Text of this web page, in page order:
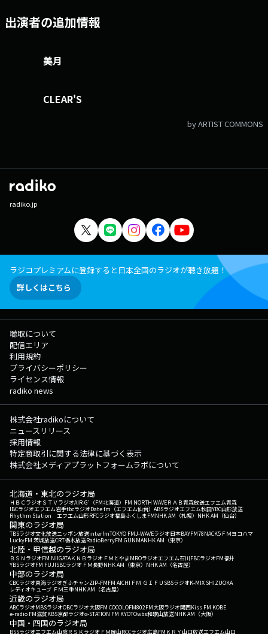
出演者の追加情報
美月
CLEAR'S
by ARTIST COMMONS
radiko.jp
ラジコプレミアムに登録すると日本全国のラジオが聴き放題！
詳しくはこちら
聴取について
配信エリア
利用規約
プライバシーポリシー
ライセンス情報
radiko news
株式会社radikoについて
ニュースリリース
採用情報
特定商取引に関する法律に基づく表示
株式会社メディアプラットフォームラボについて
北海道・東北のラジオ局
ＨＢＣラジオＳＴＶラジオAIR-G'（FM北海道） FM NORTH WAVEＲＡＢ青森放送エフエム青森
IBCラジオエフエム岩手tbcラジオDate fm（エフエム仙台） ABSラジオエフエム秋田YBC山形放送
Rhythm Station エフエム山形RFCラジオ福島ふくしまFMNHK AM（札幌） NHK AM（仙台）
関東のラジオ局
TBSラジオ文化放送ニッポン放送interfmTOKYO FMJ-WAVEラジオ日本BAYFM78NACK5 ＦＭヨコハマ
LuckyFM 茨城放送CRT栃木放送RadioBerryFM GUNMANHK AM（東京）
北陸・甲信越のラジオ局
ＢＳＮラジオFM NIIGATAＫＮＢラジオ ＦＭとやまMROラジオエフエム石川FBCラジオFM福井
YBSラジオFM FUJISBCラジオ ＦＭ長野NHK AM（東京） NHK AM（名古屋）
中部のラジオ局
CBCラジオ東海ラジオぎふチャンZIP-FMFM AICHI ＦＭ ＧＩＦＵ SBSラジオK-MIX SHIZUOKA
レディオキューブ ＦＭ三重NHK AM（名古屋）
近畿のラジオ局
ABCラジオMBSラジオOBCラジオ大阪FM COCOLOFM802FM大阪ラジオ関西Kiss FM KOBE
e-radio FM滋賀KBS京都ラジオα-STATION FM KYOTOwbs和歌山放送NHK AM（大阪）
中国・四国のラジオ局
BSSラジオエフエム山陰ＲＳＫラジオ ＦＭ岡山RCCラジオ広島FM ＫＲＹ山口放送エフエム山口